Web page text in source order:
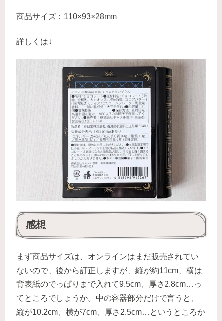
商品サイズ：110×93×28mm
詳しくは↓
感想
まず商品サイズは、オンラインはまだ販売されてい
ないので、後から訂正しますが、縦が約11cm、横は
背表紙のでっぱりまで入れて9.5cm、厚さ2.8cm…っ
てところでしょうか。中の容器部分だけで言うと、
縦が10.2cm、横が7cm、厚さ2.5cm…というところか